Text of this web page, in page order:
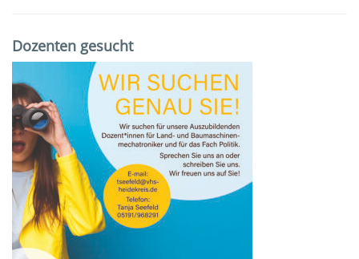
Dozenten gesucht